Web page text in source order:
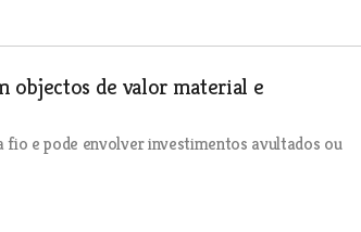
objectos de valor material e
fio e pode envolver investimentos avultados ou